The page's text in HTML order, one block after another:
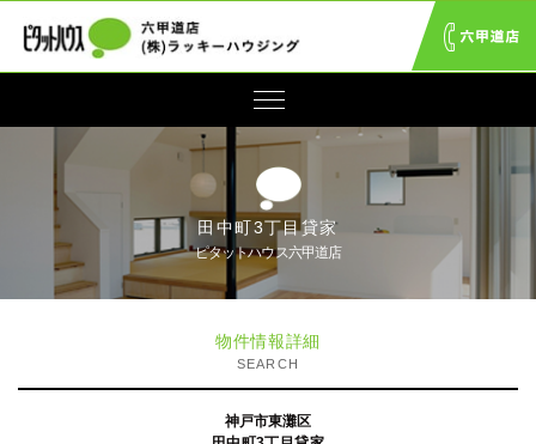
田中町3丁目貸家
ピタットハウス六甲道店
物件情報詳細
SEARCH
神戸市東灘区